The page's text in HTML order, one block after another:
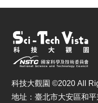
科技大觀園 ©2020 All
地址：臺北市大安區和